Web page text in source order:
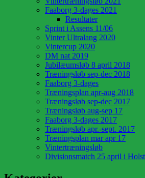
Faaborg 3-dages 2021
Resultater
Sprint i Assens 11/06
Vinter Ultralang 2020
Vintercup 2020
DM nat 2019
Jubilæumsløb 8 april 2018
Træningsløb sep-dec 2018
Faaborg 3-dages
Træningsplan apr-aug 2018
Træningsløb sep-dec 2017
Træningsløb aug-sep 17
Faaborg 3-dages 2017
Træningsløb apr.-sept. 2017
Træningsplan mar apr 17
Vintertræningsløb
Divisionsmatch 25 april i